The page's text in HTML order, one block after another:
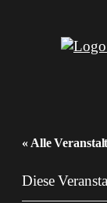
« Alle
Diese